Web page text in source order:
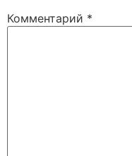
Комментарий *